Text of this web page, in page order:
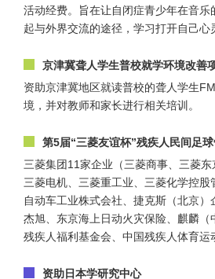
活动经费。旨在让自闭症青少年在音乐
起与外界交流的途径，学习打开自己心
京津冀聋人学生普校就学环境改善
资助京津冀地区就读普校的聋人学生
境，并对教师和家长进行相关培训。
第5届“三菱友谊杯”残疾人民间足
三菱集团11家企业（三菱商事、三菱东
三菱电机、三菱重工业、三菱化学控
自动车工业株式会社、捷克斯（北京
杰旭、东京海上日动火灾保险、麒麟（
残疾人福利基金会、中国残疾人体育运
资助日本学研究中心